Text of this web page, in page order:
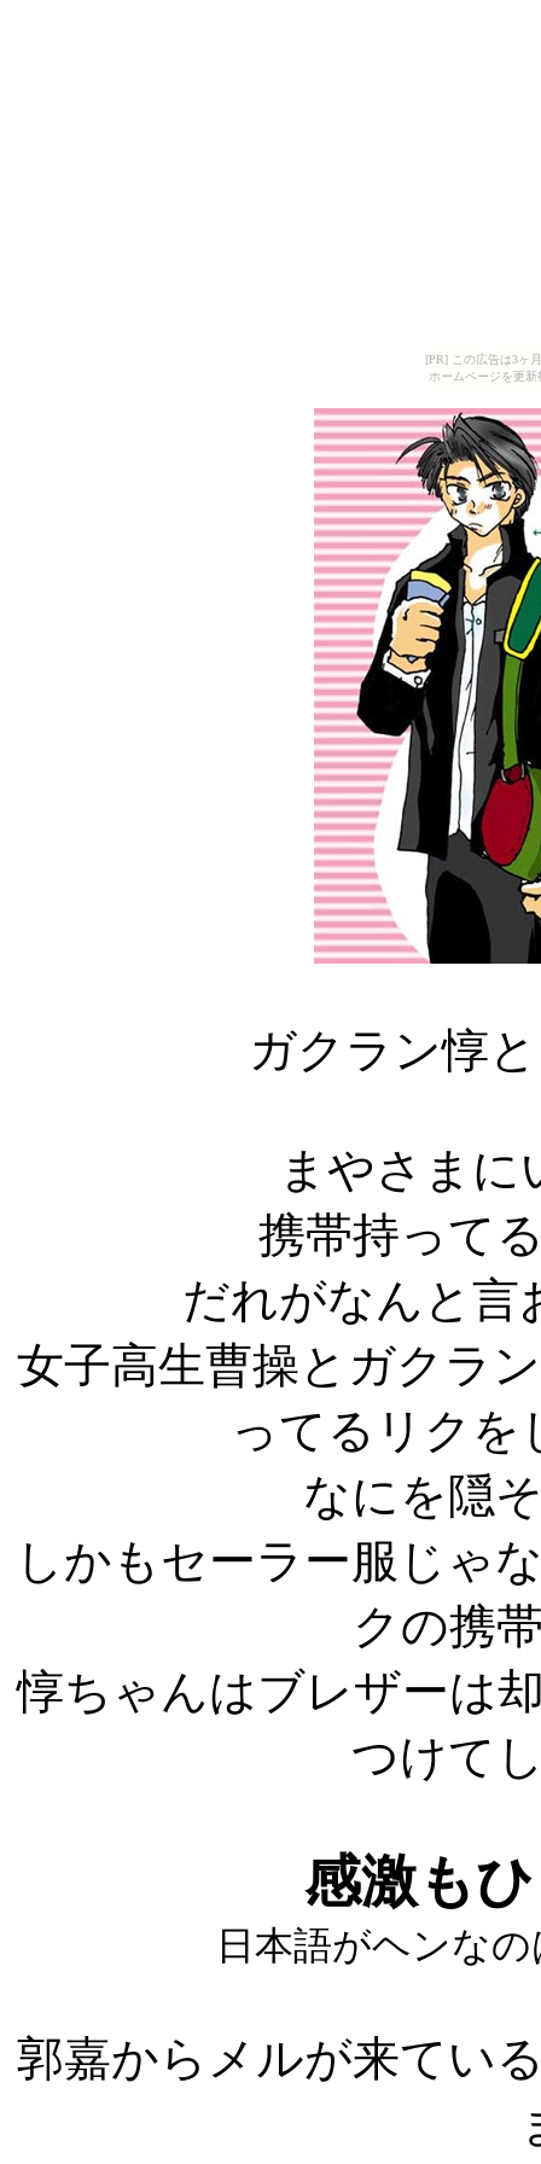
[PR] この広告は3ヶ
ホームページを更
ガクラン惇
まやさまに
携帯持って
だれがなんと言
女子高生曹操とガクラ
ってるリクを
なにを隠
しかもセーラー服じゃ
クの携
惇ちゃんはブレザーは
つけて
感激も
日本語がヘンな
郭嘉からメルが来てい